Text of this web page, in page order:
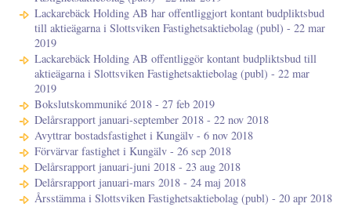
Lackarebäck Holding AB har offentliggjort kontant budpliktsbud
till aktieägarna i Slottsviken Fastighetsaktiebolag (publ) - 22 mar
2019
Lackarebäck Holding AB offentliggör kontant budpliktsbud till
aktieägarna i Slottsviken Fastighetsaktiebolag (publ) - 22 mar
2019
Bokslutskommuniké 2018 - 27 feb 2019
Delårsrapport januari-september 2018 - 22 nov 2018
Avyttrar bostadsfastighet i Kungälv - 6 nov 2018
Förvärvar fastighet i Kungälv - 26 sep 2018
Delårsrapport januari-juni 2018 - 23 aug 2018
Delårsrapport januari-mars 2018 - 24 maj 2018
Årsstämma i Slottsviken Fastighetsaktiebolag (publ) - 20 apr 2018